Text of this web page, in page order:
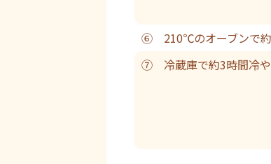
⑥ 210℃のオーブンで約
⑦ 冷蔵庫で約3時間冷や